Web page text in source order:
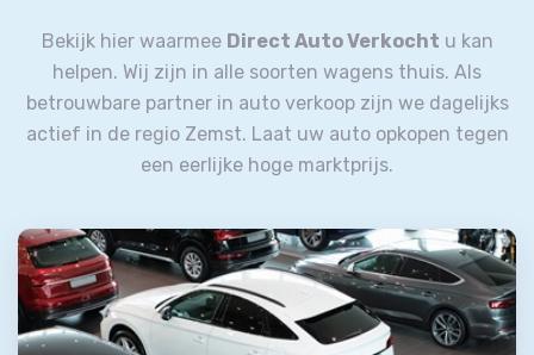
Bekijk hier waarmee Direct Auto Verkocht u kan
helpen. Wij zijn in alle soorten wagens thuis. Als
betrouwbare partner in auto verkoop zijn we dagelijks
actief in de regio Zemst. Laat uw auto opkopen tegen
een eerlijke hoge marktprijs.